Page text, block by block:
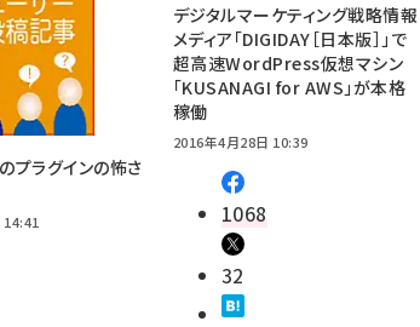
ラグインの怖さ
デジタルマーケティング戦略情報
メディア「DIGIDAY［日本版］」で
超高速WordPress仮想マシン
「KUSANAGI for AWS」が本格
稼働
2016年4月28日 10:39
1068
32